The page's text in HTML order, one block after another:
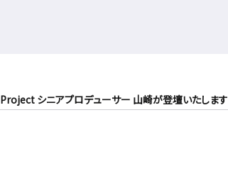
Project シニアプロデューサー 山崎が登壇いたします